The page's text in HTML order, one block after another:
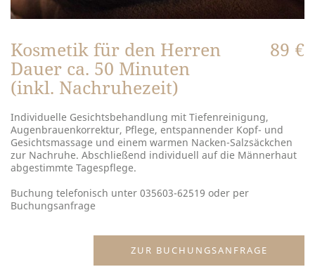
Kosmetik für den Herren
Dauer ca. 50 Minuten
(inkl. Nachruhezeit)
89 €
Individuelle Gesichtsbehandlung mit Tiefenreinigung,
Augenbrauenkorrektur, Pflege, entspannender Kopf- und
Gesichtsmassage und einem warmen Nacken-Salzsäckchen
zur Nachruhe. Abschließend individuell auf die Männerhaut
abgestimmte Tagespflege.
Buchung telefonisch unter 035603-62519 oder per
Buchungsanfrage
ZUR BUCHUNGSANFRAGE